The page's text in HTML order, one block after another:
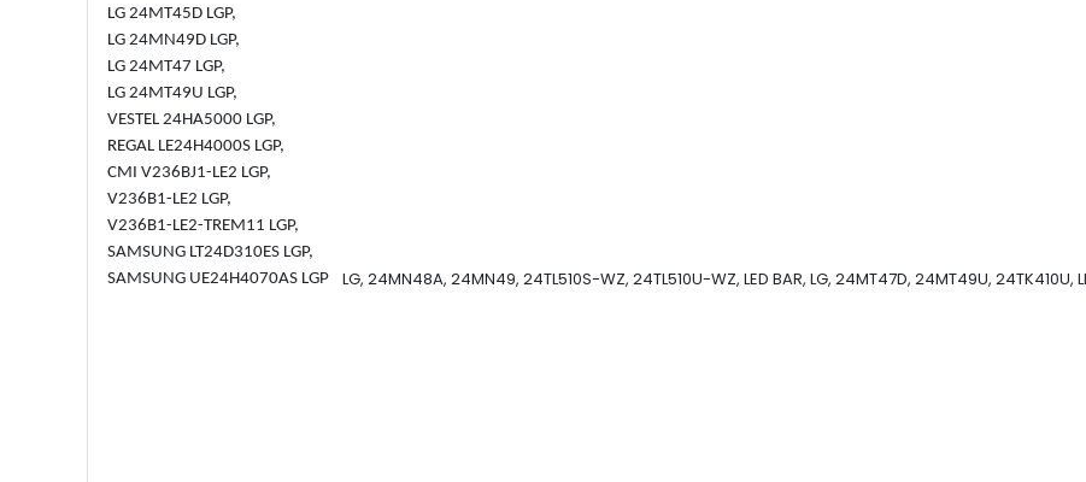
LG 24MT45D LGP,
LG 24MN49D LGP,
LG 24MT47 LGP,
LG 24MT49U LGP,
VESTEL 24HA5000 LGP,
REGAL LE24H4000S LGP,
CMI V236BJ1-LE2 LGP,
V236B1-LE2 LGP,
V236B1-LE2-TREM11 LGP,
SAMSUNG LT24D310ES LGP,
SAMSUNG UE24H4070AS LGP
LG, 24MN48A, 24MN49, 24TL510S-WZ, 24TL510U-WZ, LED BAR, LG, 24MT47D, 24MT49U, 24TK410U,